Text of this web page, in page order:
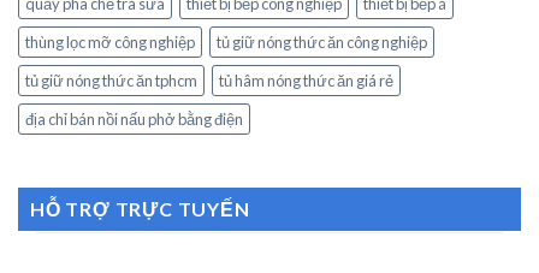
thùng lọc mỡ công nghiệp
tủ giữ nóng thức ăn công nghiệp
tủ giữ nóng thức ăn tphcm
tủ hâm nóng thức ăn giá rẻ
địa chỉ bán nồi nấu phở bằng điện
HỖ TRỢ TRỰC TUYẾN